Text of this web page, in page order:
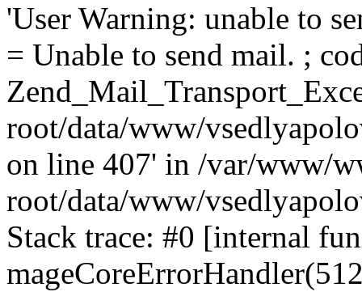
'User Warning: unable to
= Unable to send mail. ;
root/data/www/
on line 407' in /var/www/
root/data/www/
Stack trace: #0 [internal